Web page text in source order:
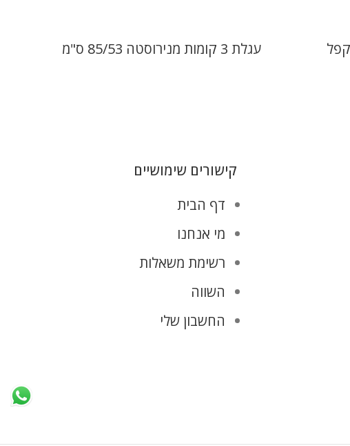
עגלת 3 קומות מנירוסטה 85/53 ס"מ
קישורים שימושיים
דף הבית
מי אנחנו
רשימת משאלות
השווה
החשבון שלי